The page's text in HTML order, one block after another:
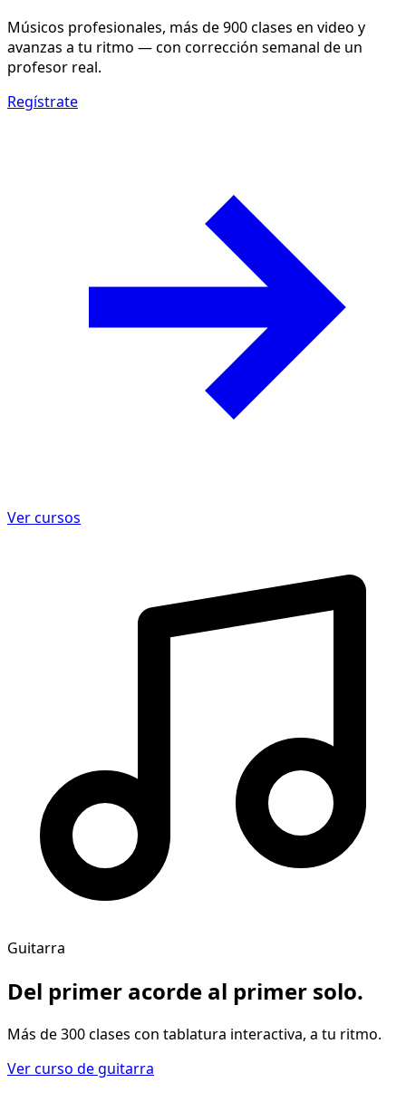
Músicos profesionales, más de 900 clases en video y
avanzas a tu ritmo — con corrección semanal de un
profesor real.
Regístrate
Ver cursos
Guitarra
Del primer acorde al primer solo.
Más de 300 clases con tablatura interactiva, a tu ritmo.
Ver curso de guitarra